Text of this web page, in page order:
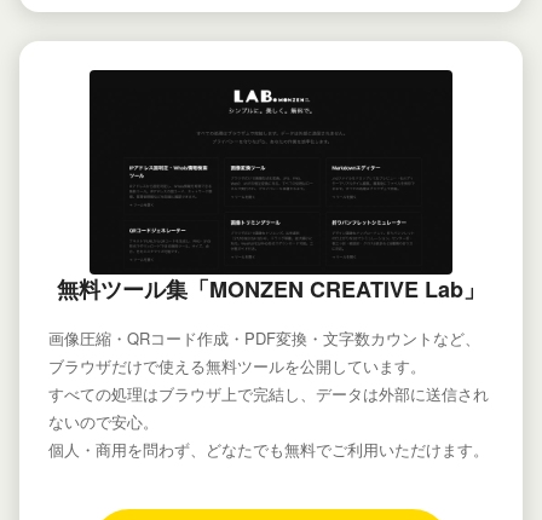
無料ツール集「MONZEN CREATIVE Lab」
画像圧縮・QRコード作成・PDF変換・文字数カウントなど、
ブラウザだけで使える無料ツールを公開しています。
すべての処理はブラウザ上で完結し、データは外部に送信され
ないので安心。
個人・商用を問わず、どなたでも無料でご利用いただけます。